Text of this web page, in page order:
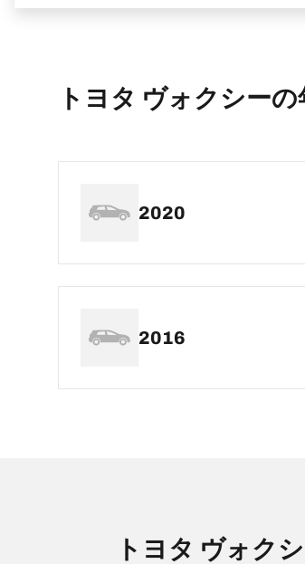
トヨタ ヴォクシー
2020
2016
トヨタ ヴォク